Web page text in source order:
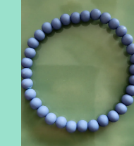
hoofdinhoud